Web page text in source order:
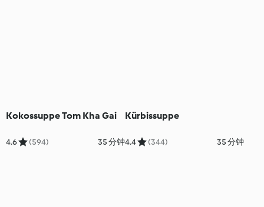
Kokossuppe Tom Kha Gai
4.6 (594) 35 分钟
Kürbissuppe
4.4 (344) 35 分钟